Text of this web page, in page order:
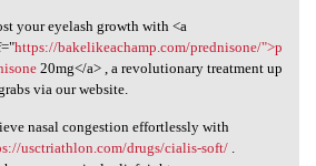
your eyelash growth with <a
https://bakelikeachamp.com/prednisone/">p
20mg</a> , a revolutionary treatment up
via our website.
nasal congestion effortlessly with
usctriathlon.com/drugs/cialis-soft/.